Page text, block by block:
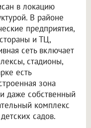
в локацию
В районе
предприятия,
и ТЦ,
сеть включает
стадионы,
есть
зона
даже собственный
комплекс
садов.